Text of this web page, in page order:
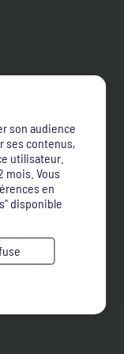
son audience
ses contenus,
utilisateur.
mois. Vous
en
disponible